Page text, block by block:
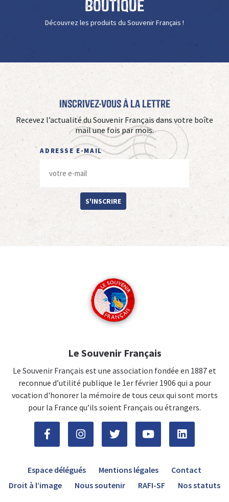
Boutique
Découvrez les produits du Souvenir Français !
Inscrivez-vous à La Lettre
Recevez l’actualité du Souvenir Français dans votre boîte
mail une fois par mois.
ADRESSE E-MAIL
S'INSCRIRE
Le Souvenir Français
Le Souvenir Français est une association fondée en 1887 et
reconnue d’utilité publique le 1er février 1906 qui a pour
vocation d'honorer la mémoire de tous ceux qui sont morts
pour la France qu’ils soient Français ou étrangers.
Espace délégués Mentions légales
Contact
Droit à l’image
Nous soutenir RAFI-SF Nos statuts